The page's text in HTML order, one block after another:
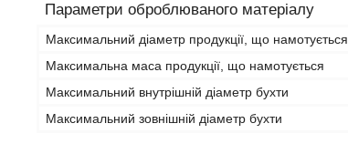
Параметри оброблюваного матеріалу
Максимальний діаметр продукції, що намотується
Максимальна маса продукції, що намотується
Максимальний внутрішній діаметр бухти
Максимальний зовнішній діаметр бухти